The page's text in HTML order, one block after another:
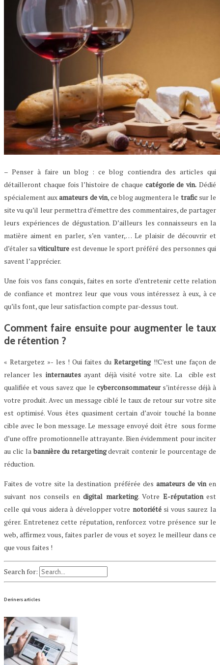
– Penser à faire un blog : ce blog contiendra des articles qui
détailleront chaque fois l’histoire de chaque catégorie de vin. Dédié
spécialement auxamateurs de vin, ce blog augmentera le traficsur le
site vu qu’il leur permettra d’émettre des commentaires, de partager
leurs expériences de dégustation. D’ailleurs les connaisseurs en la
matière aiment en parler, s’en vanter,… Le plaisir de découvrir et
d’étaler saviticulture est devenue le sport préféré des personnes qui
savent l’apprécier.
Une fois vos fans conquis, faites en sorte d’entretenir cette relation
de confiance et montrez leur que vous vous intéressez à eux, à ce
qu’ils font, que leur satisfaction compte par-dessus tout.
Comment faire ensuite pour augmenter le taux
de rétention ?
« Retargetez »- les ! Oui faites duRetargeting!!C’est une façon de
relancer les internautesayant déjà visité votre site. La cible est
qualifiée et vous savez que le cyberconsommateur s’intéresse déjà à
votre produit. Avec un message ciblé le taux de retour sur votre site
est optimisé. Vous êtes quasiment certain d’avoir touché la bonne
cible avec le bon message. Le message envoyé doit être sous forme
d’une offre promotionnelle attrayante. Bien évidemment pour inciter
au clic labannière du retargetingdevrait contenir le pourcentage de
réduction.
Faites de votre site la destination préférée des amateurs de vinen
suivant nos conseils en digital marketing. Votre E-réputation est
celle qui vous aidera à développer votre notoriétési vous saurez la
gérer. Entretenez cette réputation, renforcez votre présence sur le
web, affirmez vous, faites parler de vous et soyez le meilleur dans ce
que vous faites !
Search for:
Deriners articles